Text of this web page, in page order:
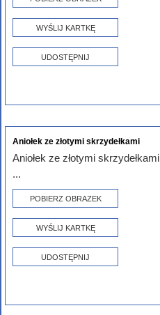
WYŚLIJ KARTKĘ
UDOSTĘPNIJ
Aniołek ze złotymi skrzydełkami
Aniołek ze złotymi skrzydełkami
...
POBIERZ OBRAZEK
WYŚLIJ KARTKĘ
UDOSTĘPNIJ